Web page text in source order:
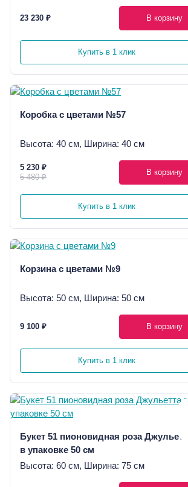
23 230 ₽ В корзину
Купить в 1 клик
Коробка с цветами №57
Высота: 40 см, Ширина: 40 см
5 230 ₽
5 480 ₽
В корзину
Купить в 1 клик
Корзина с цветами №9
Высота: 50 см, Ширина: 50 см
9 100 ₽ В корзину
Купить в 1 клик
Букет 51 пионовидная роза Джульетта
в упаковке 50 см
Высота: 60 см, Ширина: 75 см